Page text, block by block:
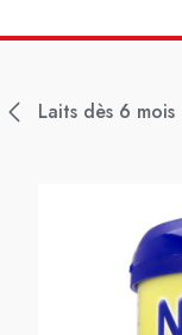
Laits dès 6 mois